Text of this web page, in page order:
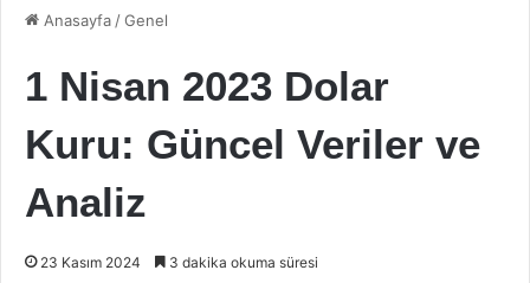
Anasayfa /Genel
1 Nisan 2023 Dolar
Kuru: Güncel Veriler ve
Analiz
23 Kasım 2024 3 dakika okuma süresi